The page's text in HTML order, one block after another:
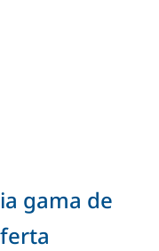
gama de